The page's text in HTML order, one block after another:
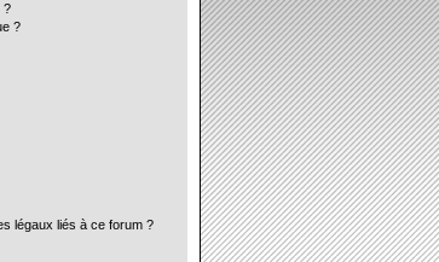
?
?
légaux liés à ce forum ?